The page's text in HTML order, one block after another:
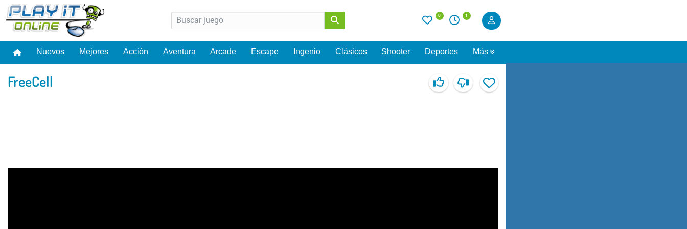
0 1
Nuevos Mejores Acción Aventura Arcade Escape Ingenio Clásicos Shooter Deportes Más
FreeCell